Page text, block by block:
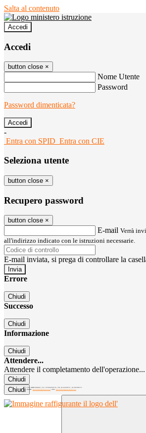
Salta al contenuto
Accedi
Accedi
button close ×
Nome Utente
Password
Password dimenticata?
-
Entra con SPID Entra con CIE
Seleziona utente
button close ×
Recupero password
button close ×
E-mail Verrà
all'indirizzo indicato con le istruzioni necessarie.
E-mail inviata, si prega di controllare la
Errore
Chiudi
Successo
Chiudi
Informazione
Chiudi
Attendere...
Attendere il completamento dell'operazione...
Chiudi
Chiudi
C.M. MIRC300004 | C.F. 97040260156 | Tel. 02.8260979 - 02.89300137
EMAIL: mirc300004@istruzione.it | PEC: mirc300004@pec.istruzione.it